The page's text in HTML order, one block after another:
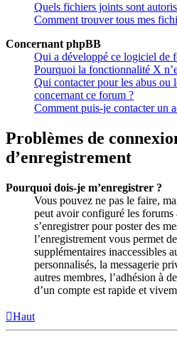
Quels fichiers joints sont
Comment trouver tous mes
Concernant phpBB
Qui a développé ce logiciel de
Pourquoi la fonctionnalité X
Qui contacter pour les abus ou
concernant ce forum ?
Comment puis-je contacter un
Problèmes de
d’enregistrement
Pourquoi dois-je m’enregistrer ?
Vous pouvez ne pas le faire,
peut avoir configuré les forums
s’enregistrer pour poster des
l’enregistrement vous permet
supplémentaires inaccessibles
personnalisés, la messagerie
autres membres, l’adhésion à
d’un compte est rapide et
Haut